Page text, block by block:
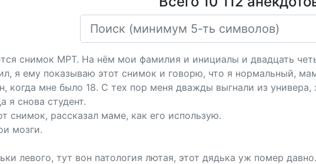
снимок МРТ. На нём мои фамилия и инициалы и двадцать
я ему показываю этот снимок и говорю, что я нормальный,
когда мне было 18. С тех пор меня дважды выгнали из
я снова студент.
снимок, рассказал маме, как его использую.
мозги.
левого, тут вон патология лютая, этот дядька уж помер давно.